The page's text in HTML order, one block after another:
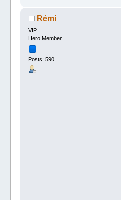
Rémi
VIP
Hero Member
Posts: 590